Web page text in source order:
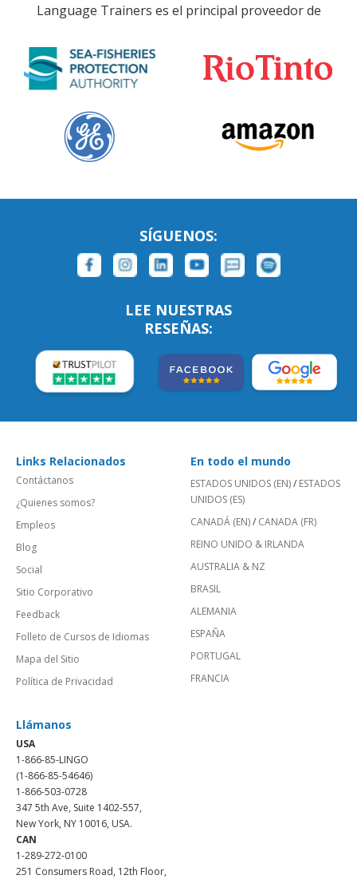
Language Trainers es el principal proveedor de
SÍGUENOS:
LEE NUESTRAS
RESEÑAS:
Links Relacionados
Contáctanos
¿Quienes somos?
Empleos
Blog
Social
Sitio Corporativo
Feedback
Folleto de Cursos de Idiomas
Mapa del Sitio
Política de Privacidad
En todo el mundo
ESTADOS UNIDOS (EN)/ ESTADOS
UNIDOS (ES)
CANADÁ (EN)/ CANADA (FR)
REINO UNIDO & IRLANDA
AUSTRALIA & NZ
BRASIL
ALEMANIA
ESPAÑA
PORTUGAL
FRANCIA
Llámanos
USA
1-866-85-LINGO
(1-866-85-54646)
1-866-503-0728
347 5th Ave, Suite 1402-557,
New York, NY 10016, USA.
CAN
1-289-272-0100
251 Consumers Road, 12th Floor,